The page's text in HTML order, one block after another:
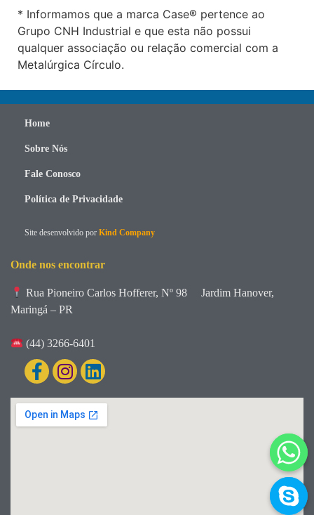
* Informamos que a marca Case® pertence ao
Grupo CNH Industrial e que esta não possui
qualquer associação ou relação comercial com a
Metalúrgica Círculo.
Home
Sobre Nós
Fale Conosco
Política de Privacidade
Site desenvolvido por Kind Company
Onde nos encontrar
Rua Pioneiro Carlos Hofferer, Nº 98
Jardim Hanover,
Maringá – PR
(44) 3266-6401